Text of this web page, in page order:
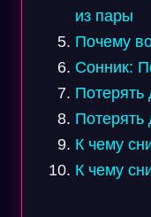
из пары
Почему
Сонник:
Потерять
Потерять
К чему
К чему